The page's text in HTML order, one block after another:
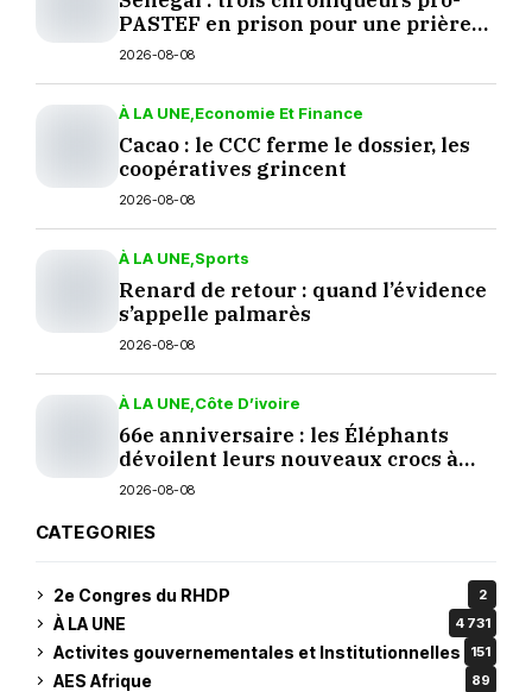
PASTEF en prison pour une prière
sur TikTok
2026-08-08
À LA UNE Economie Et Finance
Cacao : le CCC ferme le dossier, les
coopératives grincent
2026-08-08
À LA UNE Sports
Renard de retour : quand l’évidence
s’appelle palmarès
2026-08-08
À LA UNE Côte D’ivoire
66e anniversaire : les Éléphants
dévoilent leurs nouveaux crocs à
Yopougon
2026-08-08
CATEGORIES
2e Congres du RHDP 2
À LA UNE 4 731
Activites gouvernementales et Institutionnelles 151
AES Afrique 89